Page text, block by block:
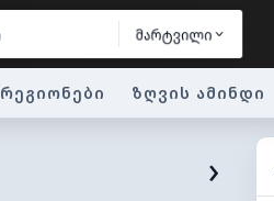
მარტვილი
რეგიონები ზღვის ამინდი
›